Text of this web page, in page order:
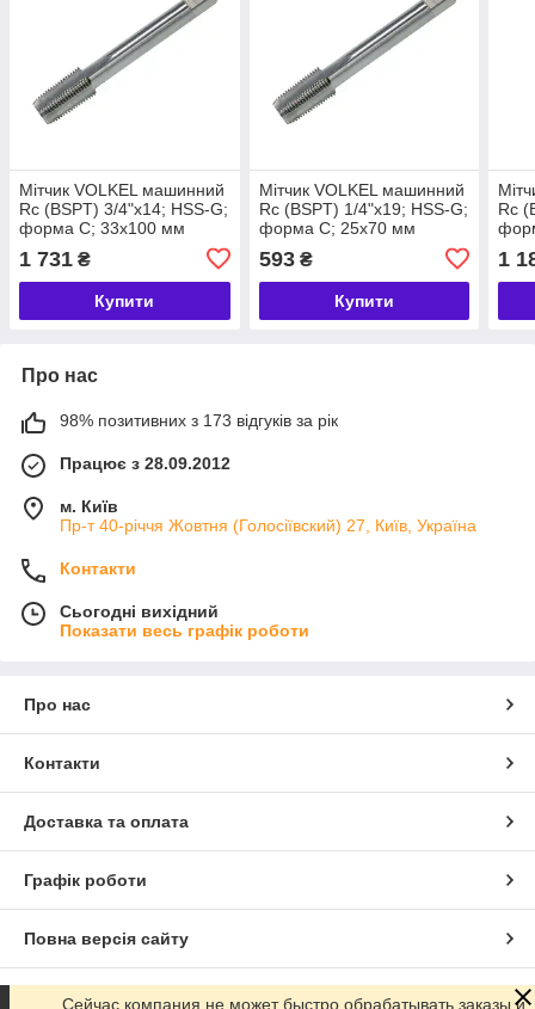
Мітчик VOLKEL машинний
Rc (BSPT) 3/4"х14; HSS-G;
форма С; 33х100 мм
1 731 ₴
Купити
Мітчик VOLKEL машинний
Rc (BSPT) 1/4"х19; HSS-G;
форма С; 25х70 мм
593₴
Купити
Rc
1
Про нас
98% позитивних з 173 відгуків за рік
Працює з 28.09.2012
м. Київ
Пр-т 40-річчя Жовтня (Голосіївский) 27, Київ, Україна
Контакти
Сьогодні вихідний
Показати весь графік роботи
Про нас
Контакти
Доставка та оплата
Графік роботи
Повна версія сайту
Сайт створено на маркетплейсі Prom.ua
Сейчас компания не может быстро обрабатывать заказы и